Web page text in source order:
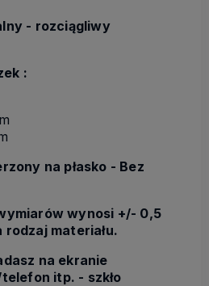
- rozciągliwy
:
na płasko - Bez
wynosi +/- 0,5
rodzaj materiału.
na ekranie
itp. - szkło